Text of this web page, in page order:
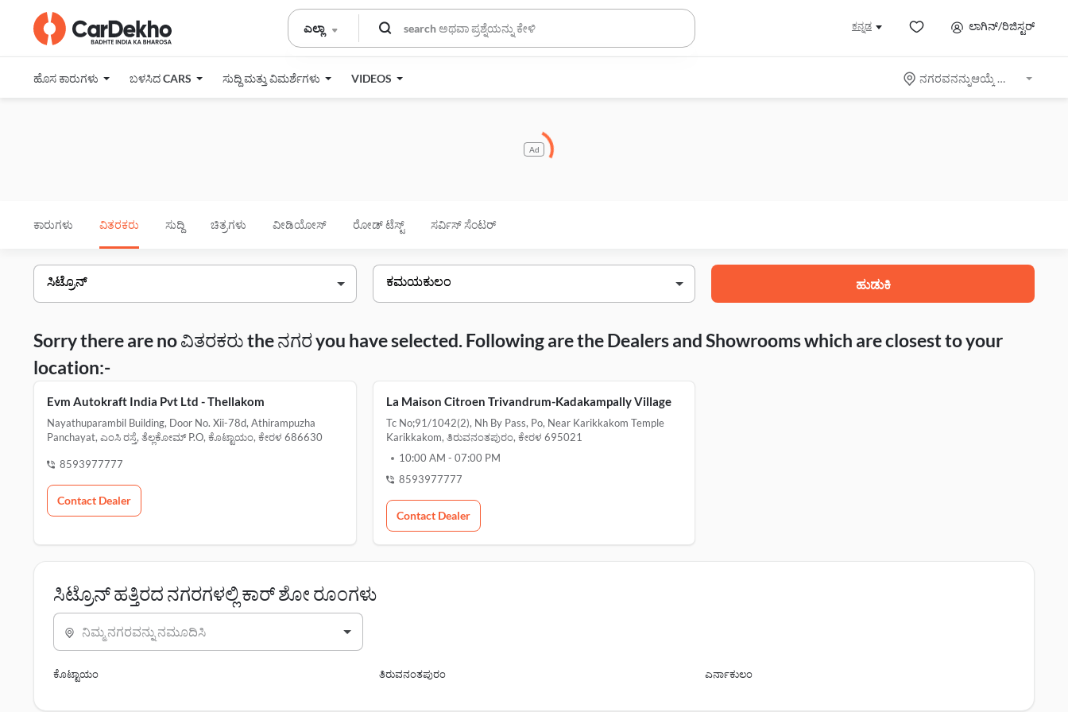
ಎಲ್ಲಾ ಕನ್ನಡ ಲಾಗಿನ್/ರಿಜಿಸ್ಟರ್
ಹೊಸ ಕಾರುಗಳು ಬಳಸಿದ CARS ಸುದ್ದಿ ಮತ್ತು ವಿಮರ್ಶೆಗಳು VIDEOS ನಗರವನನ್ನುಆಯ್ಕೆ ಮಾಡಿ
Ad
ಕಾರುಗಳು ವಿತರಕರು ಸುದ್ದಿ ಚಿತ್ರಗಳು ವೀಡಿಯೋಸ್ ರೋಡ್ ಟೆಸ್ಟ್ ಸರ್ವಿಸ್ ಸೆಂಟರ್
ಹುಡುಕಿ
Sorry there are no ವಿತರಕರು the ನಗರ you have selected. Following are the Dealers and Showrooms which are closest to your
location:-
Evm Autokraft India Pvt Ltd - Thellakom
Nayathuparambil Building, Door No. Xii-78d, Athirampuzha
Panchayat, ಎಂಸಿ ರಸ್ತೆ, ತೆಲ್ಲಕೋಮ್ P.o, ಕೊಟ್ಟಾಯಂ, ಕೇರಳ 686630
8593977777
Contact Dealer
La Maison Citroen Trivandrum-Kadakampally Village
Tc No;91/1042(2), Nh By Pass, Po, Near Karikkakom Temple
Karikkakom, ತಿರುವನಂತಪುರಂ, ಕೇರಳ 695021
10:00 AM - 07:00 PM
8593977777
Contact Dealer
ಸಿಟ್ರೊನ್ ಹತ್ತಿರದ ನಗರಗಳಲ್ಲಿ ಕಾರ್ ಶೋ ರೂಂಗಳು
ನಿಮ್ಮ ನಗರವನ್ನು ನಮೂದಿಸಿ
ಕೊಟ್ಟಾಯಂ ತಿರುವನಂತಪುರಂ ಎರ್ನಾಕುಲಂ